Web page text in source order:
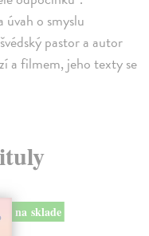
o smyslu
pastor a autor
a filmem, jeho texty se
na sklade